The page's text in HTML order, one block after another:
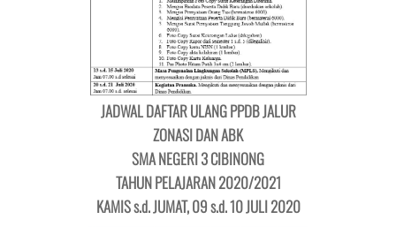
JADWAL DAFTAR ULANG PPDB JALUR
ZONASI DAN ABK
SMA NEGERI 3 CIBINONG
TAHUN PELAJARAN 2020/2021
KAMIS s.d. JUMAT, 09 s.d. 10 JULI 2020